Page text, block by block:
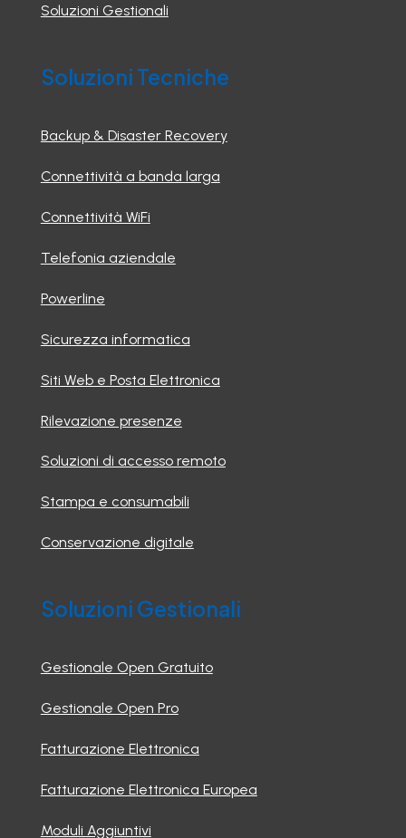
Soluzioni Gestionali
Soluzioni Tecniche
Backup & Disaster Recovery
Connettività a banda larga
Connettività WiFi
Telefonia aziendale
Powerline
Sicurezza informatica
Siti Web e Posta Elettronica
Rilevazione presenze
Soluzioni di accesso remoto
Stampa e consumabili
Conservazione digitale
Soluzioni Gestionali
Gestionale Open Gratuito
Gestionale Open Pro
Fatturazione Elettronica
Fatturazione Elettronica Europea
Moduli Aggiuntivi